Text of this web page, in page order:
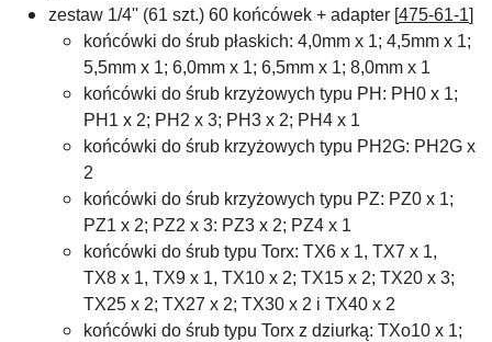
zestaw 1/4'' (61 szt.) 60 końcówek + adapter [475-61-1]
końcówki do śrub płaskich: 4,0mm x 1; 4,5mm x 1;
5,5mm x 1; 6,0mm x 1; 6,5mm x 1; 8,0mm x 1
końcówki do śrub krzyżowych typu PH: PH0 x 1;
PH1 x 2; PH2 x 3; PH3 x 2; PH4 x 1
końcówki do śrub krzyżowych typu PH2G: PH2G x
2
końcówki do śrub krzyżowych typu PZ: PZ0 x 1;
PZ1 x 2; PZ2 x 3: PZ3 x 2; PZ4 x 1
końcówki do śrub typu Torx: TX6 x 1, TX7 x 1,
TX8 x 1, TX9 x 1, TX10 x 2; TX15 x 2; TX20 x 3;
TX25 x 2; TX27 x 2; TX30 x 2 i TX40 x 2
końcówki do śrub typu Torx z dziurką: TXo10 x 1;